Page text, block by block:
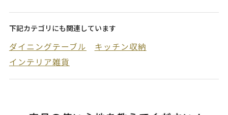
下記カテゴリにも関連しています
ダイニングテーブル
キッチン収納
インテリア雑貨